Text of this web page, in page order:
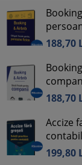
188,70
188,70
Accize
199,80